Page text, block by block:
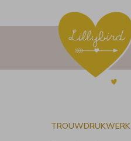
TROUWDRUKWERK